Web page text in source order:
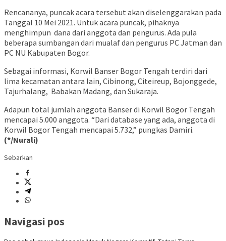
Rencananya, puncak acara tersebut akan diselenggarakan pada
Tanggal 10 Mei 2021. Untuk acara puncak, pihaknya
menghimpun dana dari anggota dan pengurus. Ada pula
beberapa sumbangan dari mualaf dan pengurus PC Jatman dan
PC NU Kabupaten Bogor.
Sebagai informasi, Korwil Banser Bogor Tengah terdiri dari
lima kecamatan antara lain, Cibinong, Citeireup, Bojonggede,
Tajurhalang, Babakan Madang, dan Sukaraja.
Adapun total jumlah anggota Banser di Korwil Bogor Tengah
mencapai 5.000 anggota. “Dari database yang ada, anggota di
Korwil Bogor Tengah mencapai 5.732,” pungkas Damiri.
(*/Nurali)
Sebarkan
Navigasi pos